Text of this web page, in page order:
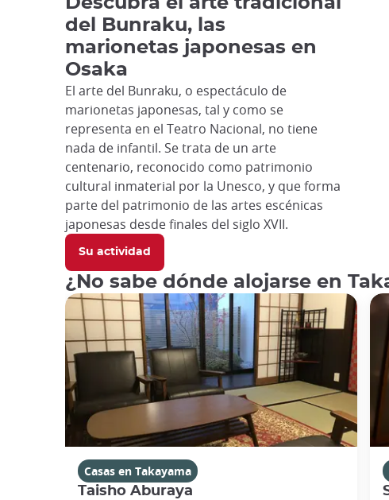
del Bunraku, las
marionetas japonesas en
Osaka
El arte del Bunraku, o espectáculo de
marionetas japonesas, tal y como se
representa en el Teatro Nacional, no tiene
nada de infantil. Se trata de un arte
centenario, reconocido como patrimonio
cultural inmaterial por la Unesco, y que forma
parte del patrimonio de las artes escénicas
japonesas desde finales del siglo XVII.
Su actividad
¿No sabe dónde alojarse en
Casas en Takayama
Taisho Aburaya